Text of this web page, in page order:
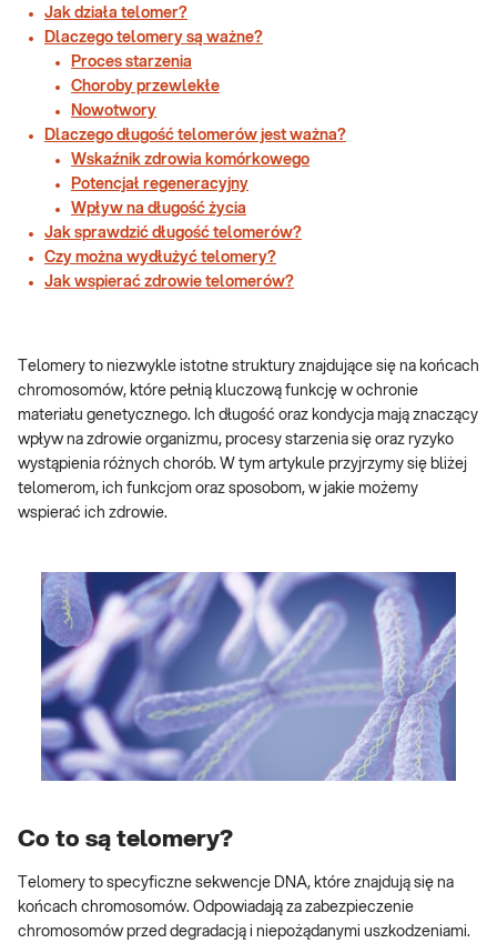
Jak działa telomer?
Dlaczego telomery są ważne?
Proces starzenia
Choroby przewlekłe
Nowotwory
Dlaczego długość telomerów jest ważna?
Wskaźnik zdrowia komórkowego
Potencjał regeneracyjny
Wpływ na długość życia
Jak sprawdzić długość telomerów?
Czy można wydłużyć telomery?
Jak wspierać zdrowie telomerów?
Telomery to niezwykle istotne struktury znajdujące się na końcach
chromosomów, które pełnią kluczową funkcję w ochronie
materiału genetycznego. Ich długość oraz kondycja mają znaczący
wpływ na zdrowie organizmu, procesy starzenia się oraz ryzyko
wystąpienia różnych chorób. W tym artykule przyjrzymy się bliżej
telomerom, ich funkcjom oraz sposobom, w jakie możemy
wspierać ich zdrowie.
Co to są telomery?
Telomery to specyficzne sekwencje DNA, które znajdują się na
końcach chromosomów. Odpowiadają za zabezpieczenie
chromosomów przed degradacją i niepożądanymi uszkodzeniami.